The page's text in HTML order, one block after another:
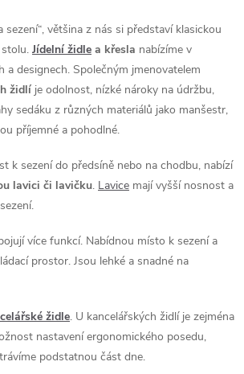
sezení“, většina z nás si představí klasickou
Jídelní židle a křesla nabízíme v
a designech. Společným jmenovatelem
židlí je odolnost, nízké nároky na údržbu,
sedáku z různých materiálů jako manšestr,
příjemné a pohodlné.
k sezení do předsíně nebo na chodbu, nabízí
lavici či lavičku. Lavice mají vyšší nosnost a
více funkcí. Nabídnou místo k sezení a
prostor. Jsou lehké a snadné na
židle. U kancelářských židlí je zejména
nastavení ergonomického posedu,
podstatnou část dne.